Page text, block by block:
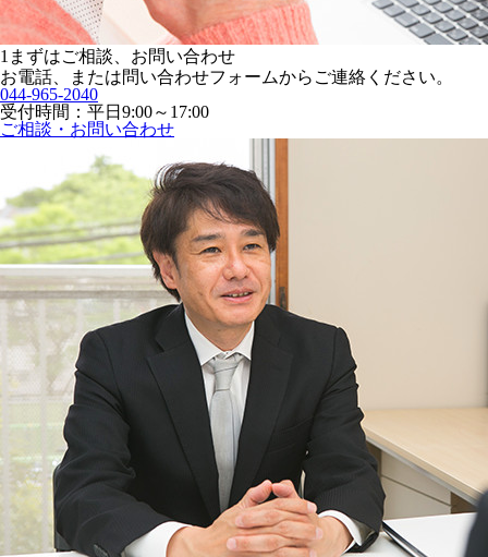
1 まずはご相談、お問い合わせ
お電話、または問い合わせフォームからご連絡ください。
044-965-2040
受付時間：平日9:00～17:00
ご相談・お問い合わせ